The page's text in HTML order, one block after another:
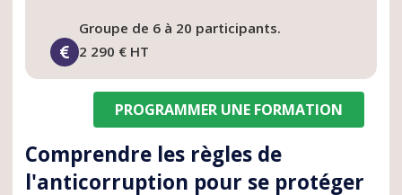
Groupe de 6 à 20 participants.
2 290 € HT
PROGRAMMER UNE FORMATION
Comprendre les règles de
l'anticorruption pour se protéger